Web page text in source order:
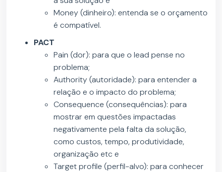
Money (dinheiro): entenda se o orçamento
é compatível.
PACT
Pain (dor): para que o lead pense no
problema;
Authority (autoridade): para entender a
relação e o impacto do problema;
Consequence (consequências): para
mostrar em questões impactadas
negativamente pela falta da solução,
como custos, tempo, produtividade,
organização etc e
Target profile (perfil-alvo): para conhecer